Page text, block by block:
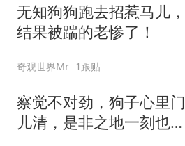
无知狗狗跑去招惹马儿，
结果被踹的老惨了！
奇观世界Mr 1跟贴
察觉不对劲，狗子心里门
儿清，是非之地一刻也不